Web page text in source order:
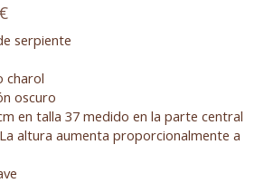
€El
precio
actual
es:
147,50 €.
serpiente
charol
oscuro
en talla 37 medido en la parte central
altura aumenta proporcionalmente a